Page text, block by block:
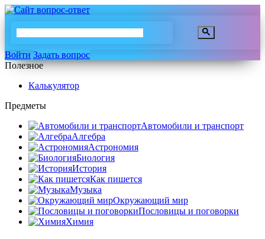
Войти Задать вопрос
Полезное
Калькулятор
Предметы
Автомобили и транспорт
Алгебра
Астрономия
Биология
История
Как пишется
Музыка
Окружающий мир
Пословицы и поговорки
Химия